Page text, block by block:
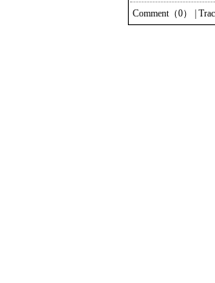
Comment（0）